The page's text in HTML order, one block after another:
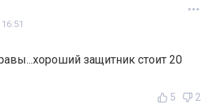
защитник стоит 20
5 2